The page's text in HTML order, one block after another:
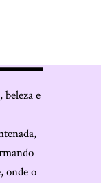
e
onde o